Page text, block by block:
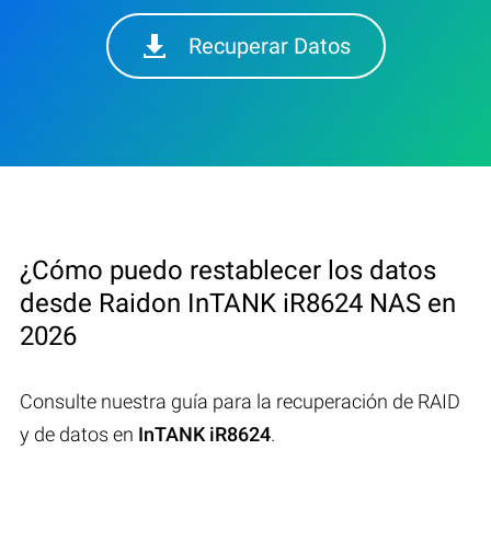
Recuperar Datos
¿Cómo puedo restablecer los datos
desde Raidon InTANK iR8624 NAS en
2026
Consulte nuestra guía para la recuperación de RAID
y de datos en InTANK iR8624.